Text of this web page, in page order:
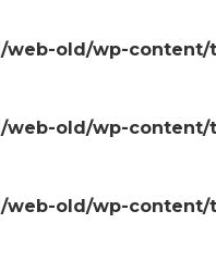
old/wp-
old/wp-
old/wp-